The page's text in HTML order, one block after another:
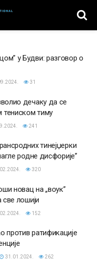
у Будви: разговор о
31
дечаку да се
тиму
241
тинејџерки
родне дисфорије”
320
новац на „воук”
све лошији
152
против ратификације
31.01.2024. 262